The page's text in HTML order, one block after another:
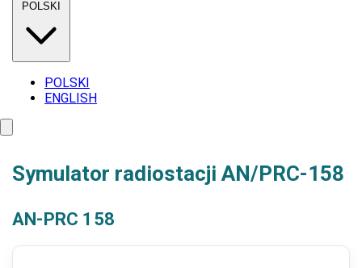
POLSKI
ENGLISH
Symulator radiostacji AN/PRC-158
AN-PRC 158